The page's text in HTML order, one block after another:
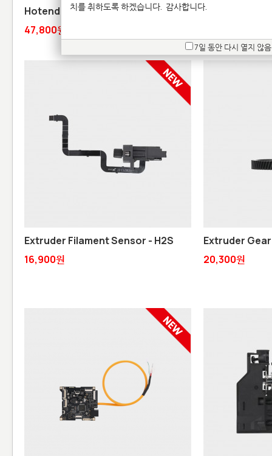
Hotend Heating Assembly - A2L
47,800원
Hotend
Extruder Filament Sensor - H2S
16,900원
Extruder
20,300원
치를 취하도록 하겠습니다. 감사합니다.
7일 동안 다시 열지 않음